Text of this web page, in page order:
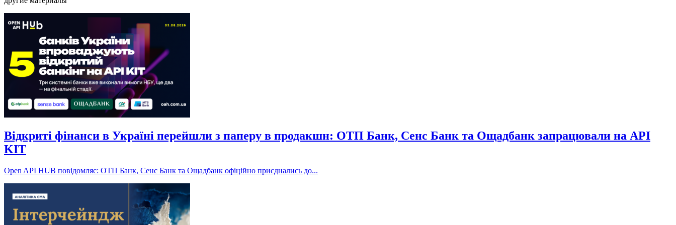
Відкриті фінанси в Україні перейшли з паперу в продакшн: ОТП Банк, Сенс Банк та Ощадбанк запрацювали на API
KIT
Open API HUB повідомляє: ОТП Банк, Сенс Банк та Ощадбанк офіційно приєднались до...